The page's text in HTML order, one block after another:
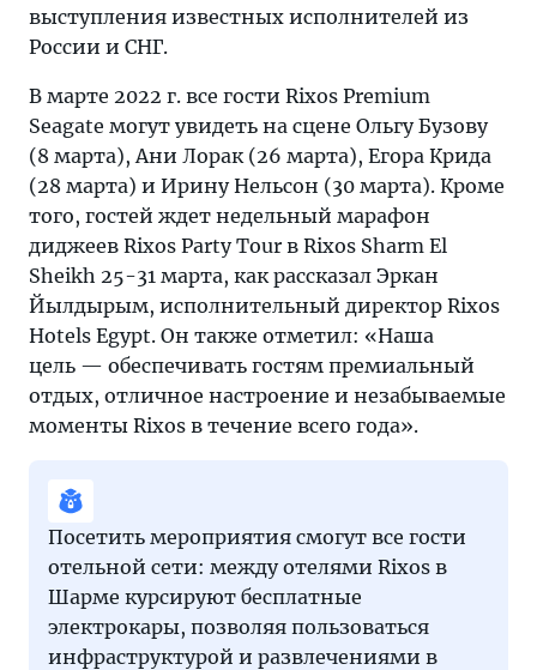
выступления известных исполнителей из
России и СНГ.
В марте 2022 г. все гости Rixos Premium
Seagate могут увидеть на сцене Ольгу Бузову
(8 марта), Ани Лорак (26 марта), Егора Крида
(28 марта) и Ирину Нельсон (30 марта). Кроме
того, гостей ждет недельный марафон
диджеев Rixos Party Tour в Rixos Sharm El
Sheikh 25-31 марта, как рассказал Эркан
Йылдырым, исполнительный директор Rixos
Hotels Egypt. Он также отметил: «Наша
цель — обеспечивать гостям премиальный
отдых, отличное настроение и незабываемые
моменты Rixos в течение всего года».
Посетить мероприятия смогут все гости
отельной сети: между отелями Rixos в
Шарме курсируют бесплатные
электрокары, позволяя пользоваться
инфраструктурой и развлечениями в